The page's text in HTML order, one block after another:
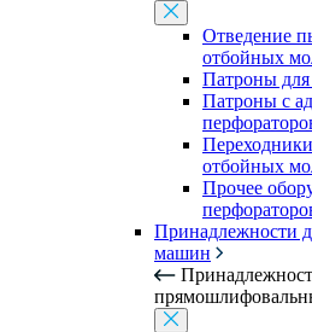
Отведение
отбойных
Патроны для
Патроны с
отбойных
Прочее
Принадлежности
машин